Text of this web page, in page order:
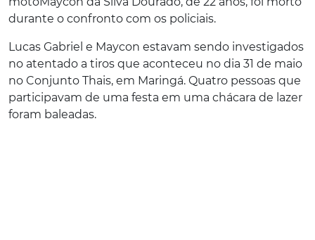
durante o confronto com os policiais.
Lucas Gabriel e Maycon estavam sendo investigados
no atentado a tiros que aconteceu no dia 31 de maio
no Conjunto Thais, em Maringá. Quatro pessoas que
participavam de uma festa em uma chácara de lazer
foram baleadas.